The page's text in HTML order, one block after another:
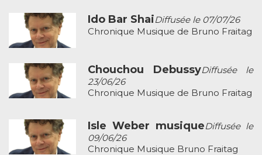
Ido Bar ShaiDiffusée le 07/07/26
Chronique Musique de Bruno Fraitag
Chouchou DebussyDiffusée le
23/06/26
Chronique Musique de Bruno Fraitag
Isle Weber musiqueDiffusée le
09/06/26
Chronique Musique Bruno Fraitag